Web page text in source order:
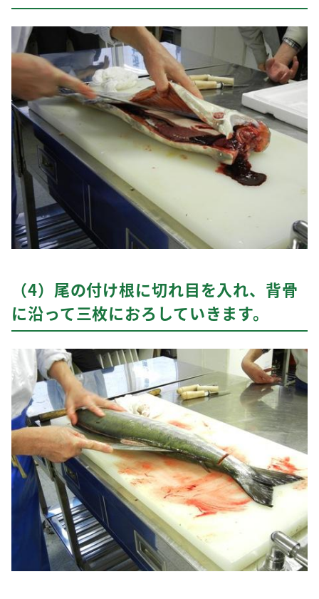
（4）尾の付け根に切れ目を入れ、背骨
に沿って三枚におろしていきます。